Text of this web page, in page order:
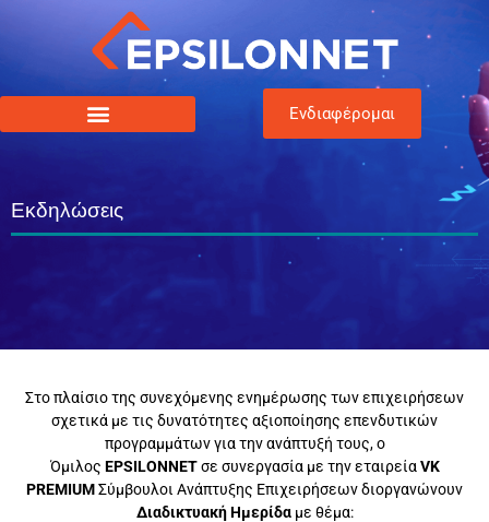
Ενδιαφέρομαι
Εκδηλώσεις
Στο πλαίσιο της συνεχόμενης ενημέρωσης των επιχειρήσεων
σχετικά με τις δυνατότητες αξιοποίησης επενδυτικών
προγραμμάτων για την ανάπτυξή τους, ο
Όμιλος EPSILONNETσε συνεργασία με την εταιρείαVK
PREMIUMΣύμβουλοι Ανάπτυξης Επιχειρήσεων διοργανώνουν
Διαδικτυακή Ημερίδα με θέμα: